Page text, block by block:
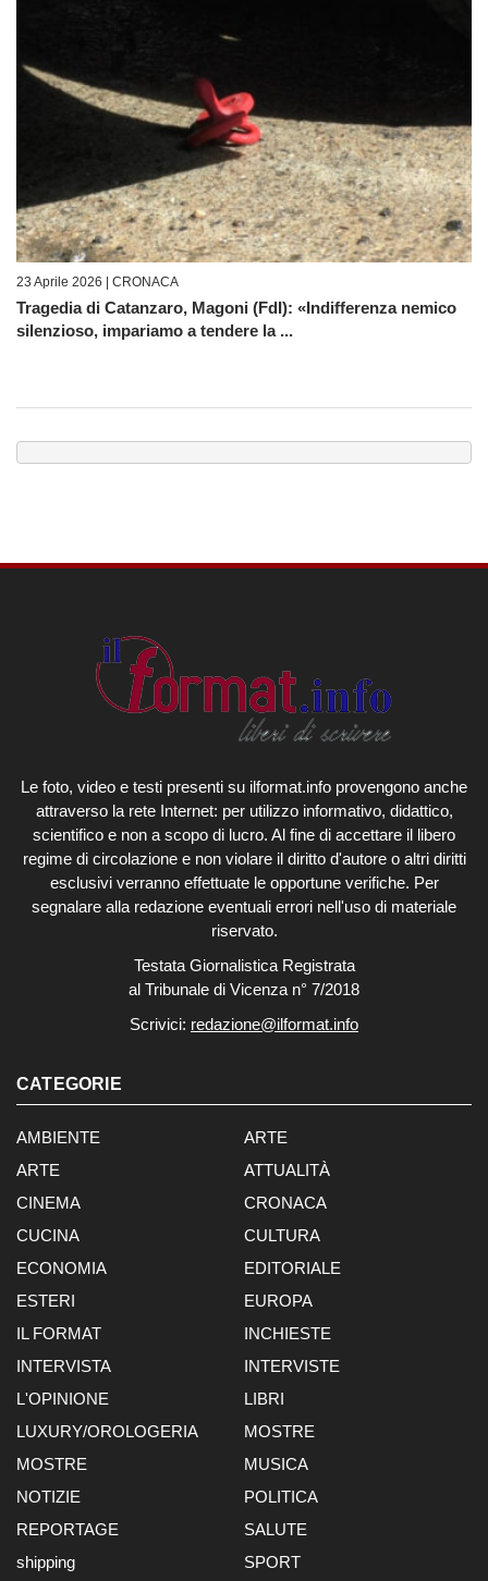
23 Aprile 2026 | CRONACA
Tragedia di Catanzaro, Magoni (FdI): «Indifferenza nemico
silenzioso, impariamo a tendere la ...
Le foto, video e testi presenti su ilformat.info provengono anche
attraverso la rete Internet: per utilizzo informativo, didattico,
scientifico e non a scopo di lucro. Al fine di accettare il libero
regime di circolazione e non violare il diritto d'autore o altri diritti
esclusivi verranno effettuate le opportune verifiche. Per
segnalare alla redazione eventuali errori nell'uso di materiale
riservato.
Testata Giornalistica Registrata
al Tribunale di Vicenza n° 7/2018
Scrivici: redazione@ilformat.info
CATEGORIE
AMBIENTE
ARTE
ARTE
ATTUALITÀ
CINEMA
CRONACA
CUCINA
CULTURA
ECONOMIA
EDITORIALE
ESTERI
EUROPA
IL FORMAT
INCHIESTE
INTERVISTA
INTERVISTE
L'OPINIONE
LIBRI
LUXURY/OROLOGERIA
MOSTRE
MOSTRE
MUSICA
NOTIZIE
POLITICA
REPORTAGE
SALUTE
shipping
SPORT